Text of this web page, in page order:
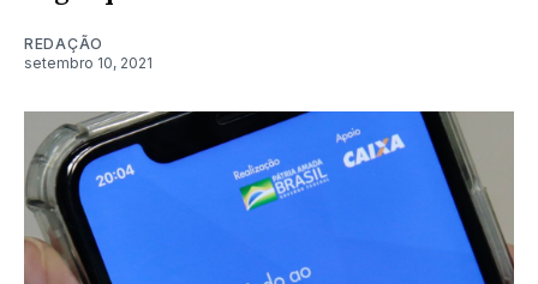
REDAÇÃO
setembro 10, 2021